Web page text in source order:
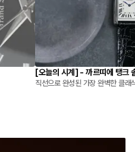
[오늘의 시계] - 까르띠에 탱크
직선으로 완성된 가장 완벽한 클래